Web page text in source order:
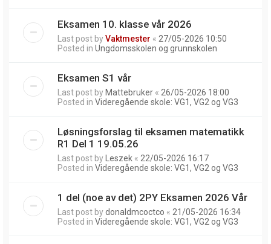
Eksamen 10. klasse vår 2026
Last post byVaktmester « 27/05-2026 10:50
Posted in Ungdomsskolen og grunnskolen
Eksamen S1 vår
Last post by Mattebruker « 26/05-2026 18:00
Posted in Videregående skole: VG1, VG2 og VG3
Løsningsforslag til eksamen matematikk
R1 Del 1 19.05.26
Last post by Leszek « 22/05-2026 16:17
Posted in Videregående skole: VG1, VG2 og VG3
1 del (noe av det) 2PY Eksamen 2026 Vår
Last post bydonaldmcoctco « 21/05-2026 16:34
Posted in Videregående skole: VG1, VG2 og VG3